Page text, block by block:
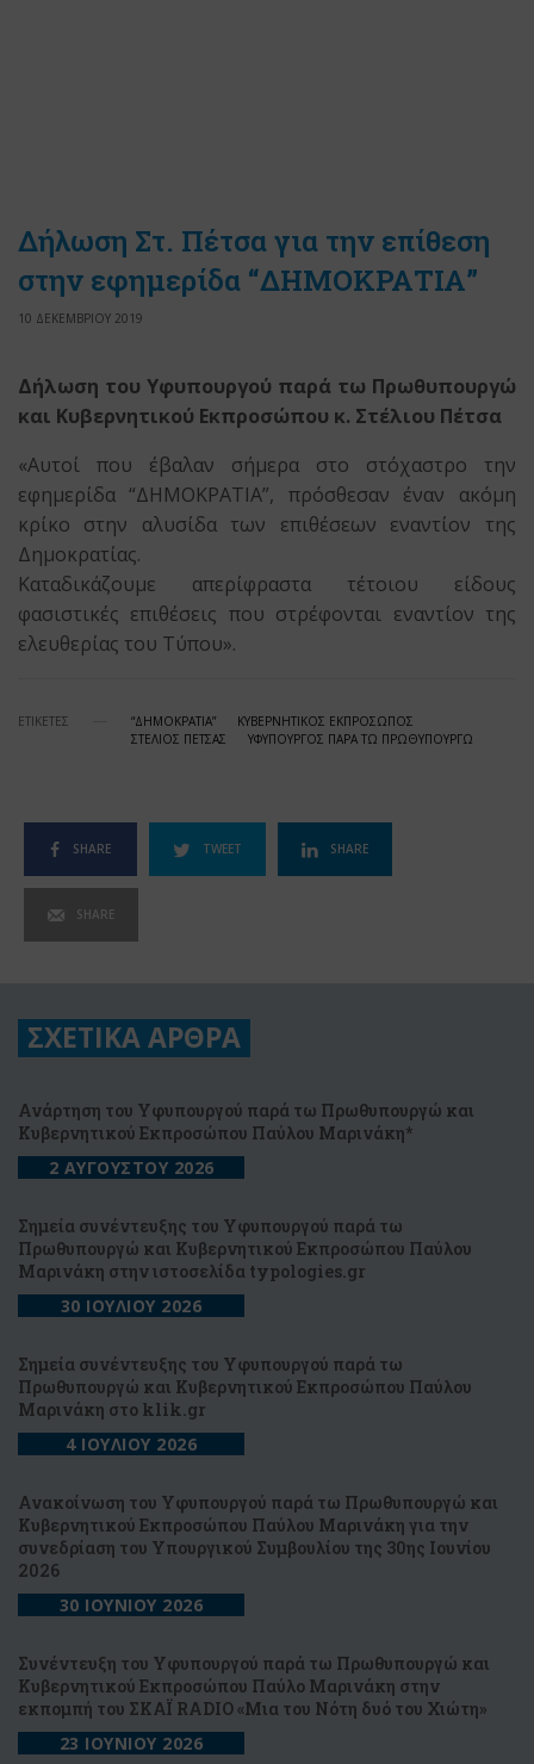
Δήλωση Στ. Πέτσα για την επίθεση
στην εφημερίδα “ΔΗΜΟΚΡΑΤΙΑ”
10 ΔΕΚΕΜΒΡΙΟΥ 2019
Δήλωση του Υφυπουργού παρά τω Πρωθυπουργώ
και Κυβερνητικού Εκπροσώπου κ. Στέλιου Πέτσα
«Αυτοί που έβαλαν σήμερα στο στόχαστρο την
εφημερίδα “ΔΗΜΟΚΡΑΤΙΑ”, πρόσθεσαν έναν ακόμη
κρίκο στην αλυσίδα των επιθέσεων εναντίον της
Δημοκρατίας.
Καταδικάζουμε απερίφραστα τέτοιου είδους
φασιστικές επιθέσεις που στρέφονται εναντίον της
ελευθερίας του Τύπου».
ΕΤΙΚΕΤΕΣ “ΔΗΜΟΚΡΑΤΙΑ”
ΚΥΒΕΡΝΗΤΙΚΟΣ ΕΚΠΡΟΣΩΠΟΣ
ΣΤΕΛΙΟΣ ΠΕΤΣΑΣ
ΥΦΥΠΟΥΡΓΟΣ ΠΑΡΑ ΤΩ ΠΡΩΘΥΠΟΥΡΓΩ
SHARE TWEET SHARE
SHARE
ΣΧΕΤΙΚΑ ΑΡΘΡΑ
Ανάρτηση του Υφυπουργού παρά τω Πρωθυπουργώ και
Κυβερνητικού Εκπροσώπου Παύλου Μαρινάκη*
2 ΑΥΓΟΥΣΤΟΥ 2026
Σημεία συνέντευξης του Υφυπουργού παρά τω
Πρωθυπουργώ και Κυβερνητικού Εκπροσώπου Παύλου
Μαρινάκη στην ιστοσελίδα typologies.gr
30 ΙΟΥΛΙΟΥ 2026
Σημεία συνέντευξης του Υφυπουργού παρά τω
Πρωθυπουργώ και Κυβερνητικού Εκπροσώπου Παύλου
Μαρινάκη στo klik.gr
4 ΙΟΥΛΙΟΥ 2026
Ανακοίνωση του Υφυπουργού παρά τω Πρωθυπουργώ και
Κυβερνητικού Εκπροσώπου Παύλου Μαρινάκη για την
συνεδρίαση του Υπουργικού Συμβουλίου της 30ης Ιουνίου
2026
30 ΙΟΥΝΙΟΥ 2026
Συνέντευξη του Υφυπουργού παρά τω Πρωθυπουργώ και
Κυβερνητικού Εκπροσώπου Παύλο Μαρινάκη στην
εκπομπή του ΣΚΑΪ RADIO «Μια του Νότη δυό του Χιώτη»
23 ΙΟΥΝΙΟΥ 2026